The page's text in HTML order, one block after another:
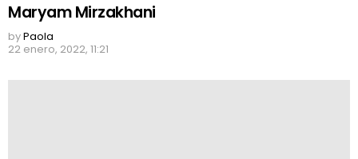
Maryam Mirzakhani
byPaola
22 enero, 2022, 11:21